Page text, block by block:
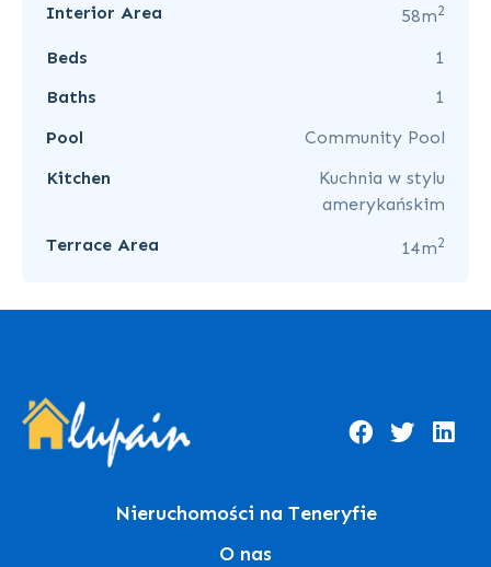
Interior Area
58m2
Beds
1
Baths
1
Pool
Community Pool
Kitchen
Kuchnia w stylu
amerykańskim
Terrace Area
14m2
Nieruchomości na Teneryfie
O nas